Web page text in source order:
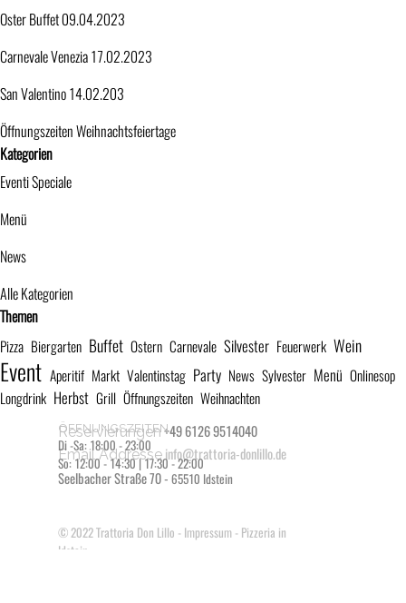
Oster Buffet 09.04.2023
Carnevale Venezia 17.02.2023
San Valentino 14.02.203
Öffnungszeiten Weihnachtsfeiertage
Block überspringen Kategorien
Kategorien
Eventi Speciale
Menü
News
Alle Kategorien
Block überspringen Themen
Themen
Pizza Biergarten Buffet Ostern Carnevale Silvester Feuerwerk Wein
Event Aperitif Markt Valentinstag Party News Sylvester Menü Onlinesop
Longdrink Herbst Grill Öffnungszeiten Weihnachten
© 2022Trattoria Don Lillo - Impressum - Pizzeria in
Idstein
Reservierungen+49 6126 9514040
Email Addresseinfo@trattoria-donlillo.de
ÖFFNUNGSZEITEN
Di -Sa: 18:00 - 23:00
So: 12:00 - 14:30 | 17:30 - 22:00
Seelbacher Straße 70 - 65510 Idstein